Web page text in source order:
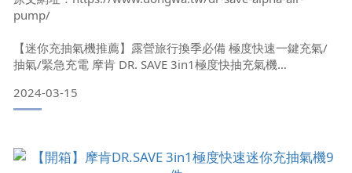
DR. SAVE 3in1極度快抽充
氣機 BY 東蛙池塘
pump/
【迷你充抽氣機推薦】露營旅行換季必備 極度快速一鍵充氣/
抽氣/緊急充電 摩肯 DR. SAVE 3in1極度快抽充氣機
各位朋友有使用過「迷你充抽氣機」嗎？不得不說迷你充抽氣
機真是一個家家戶戶必備的收納好物，各位朋友如果也想找一
極度快抽充氣機」，摩肯 DR. SAVE 3in1極度快抽充氣機擁有
充氣、抽氣以及緊急電源三大功能
2024-03-15